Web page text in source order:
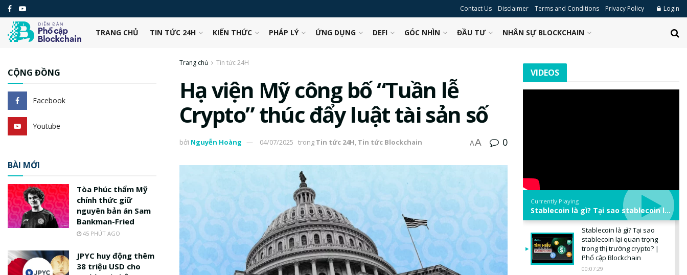
Contact Us Disclaimer Terms and Conditions Privacy Policy Login
TRANG CHỦ TIN TỨC 24H KIẾN THỨC PHÁP LÝ ỨNG DỤNG DEFI GÓC NHÌN ĐẦU TƯ NHÂN SỰ BLOCKCHAIN
Trang chủ Tin tức 24H
Hạ viện Mỹ công bố “Tuần lễ
Crypto” thúc đẩy luật tài sản số
bởi Nguyễn Hoàng 04/07/2025 trong Tin tức 24H, Tin tức Blockchain AA 0
CỘNG ĐỒNG
Facebook
Youtube
BÀI MỚI
Tòa Phúc thẩm Mỹ
chính thức giữ
nguyên bản án Sam
Bankman-Fried
45 PHÚT AGO
JPYC huy động thêm
38 triệu USD cho
VIDEOS
Currently Playing
Stablecoin là gì? Tại sao stablecoin lại quan trọng trong thị trường crypto? | Phổ cập Blockchain
Stablecoin là gì? Tại sao
stablecoin lại quan trọng
trong thị trường crypto? |
Phổ cập Blockchain
00:07:29